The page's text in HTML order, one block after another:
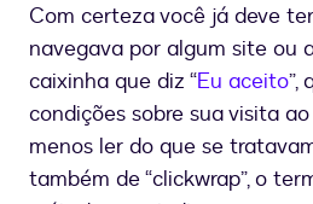
Com certeza você já deve
navegava por algum site ou
caixinha que diz “Eu aceito”,
condições sobre sua visita
menos ler do que se
também de “clickwrap”, o